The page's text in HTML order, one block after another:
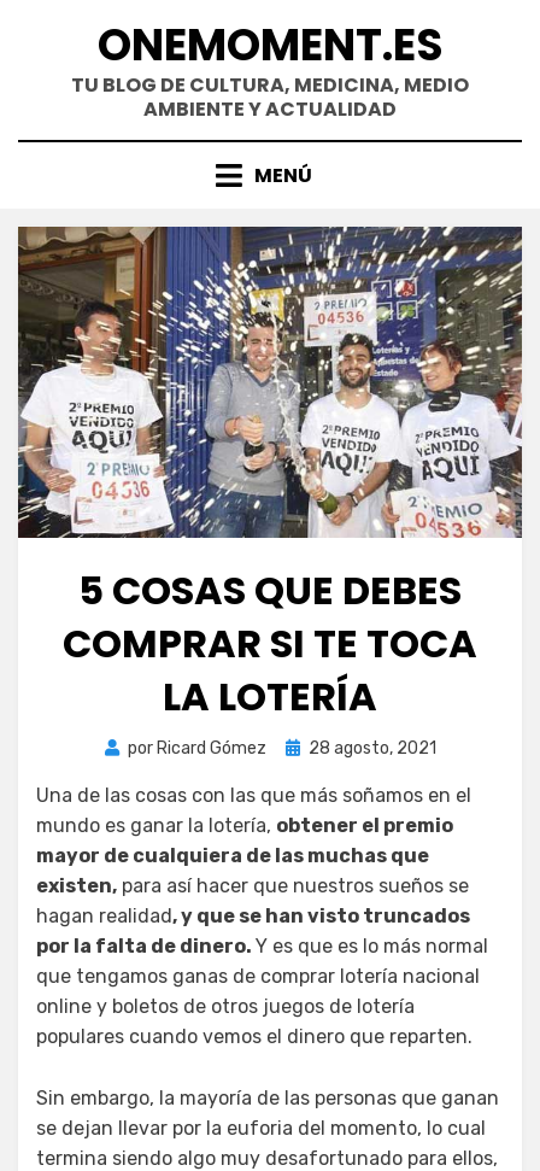
contenido ONEMOMENT.ES
TU BLOG DE CULTURA, MEDICINA, MEDIO
AMBIENTE Y ACTUALIDAD
MENÚ
5 COSAS QUE DEBES
COMPRAR SI TE TOCA
LA LOTERÍA
por Ricard Gómez
Publicada
28 agosto, 2021
Una de las cosas con las que más soñamos en el
mundo es ganar la lotería, obtener el premio
mayor de cualquiera de las muchas que
existen, para así hacer que nuestros sueños se
hagan realidad, y que se han visto truncados
por la falta de dinero. Y es que es lo más normal
que tengamos ganas de comprar lotería nacional
online y boletos de otros juegos de lotería
populares cuando vemos el dinero que reparten.
Sin embargo, la mayoría de las personas que ganan
se dejan llevar por la euforia del momento, lo cual
termina siendo algo muy desafortunado para ellos,